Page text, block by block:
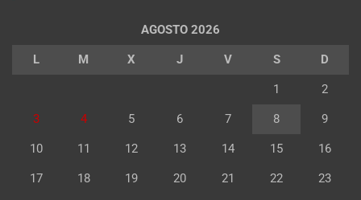
AGOSTO 2026
L M X J V S D
1 2
3 4 5 6 7 8 9
10 11 12 13 14 15 16
17 18 19 20 21 22 23